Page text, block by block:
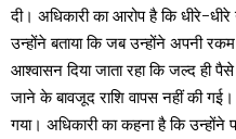
दी। अधिकारी का आरोप है कि धीरे-
उन्होंने बताया कि जब उन्होंने अपनी
आश्वासन दिया जाता रहा कि जल्द ही
जाने के बावजूद राशि वापस नहीं की गई।
गया। अधिकारी का कहना है कि